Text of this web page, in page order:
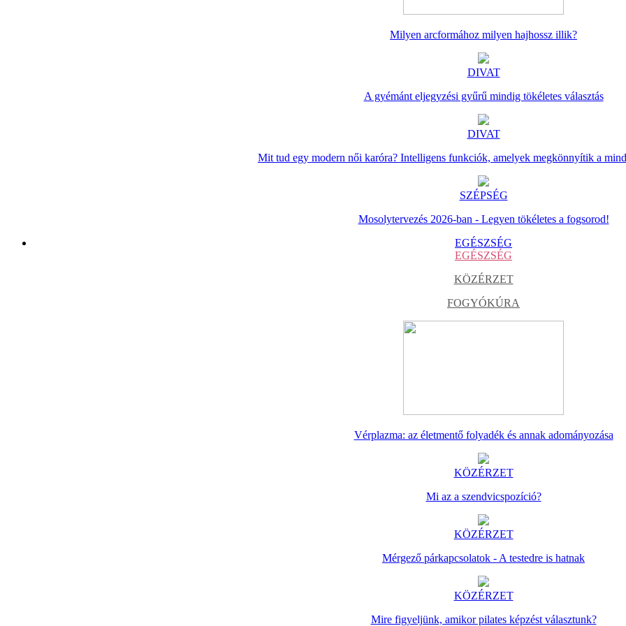
Milyen arcformához milyen hajhossz illik?
DIVAT
A gyémánt eljegyzési gyűrű mindig tökéletes választás
DIVAT
Mit tud egy modern női karóra? Intelligens funkciók, amelyek megkönnyítik a
SZÉPSÉG
Mosolytervezés 2026-ban - Legyen tökéletes a fogsorod!
EGÉSZSÉG
EGÉSZSÉG
KÖZÉRZET
FOGYÓKÚRA
Vérplazma: az életmentő folyadék és annak adományozása
KÖZÉRZET
Mi az a szendvicspozíció?
KÖZÉRZET
Mérgező párkapcsolatok - A testedre is hatnak
KÖZÉRZET
Mire figyeljünk, amikor pilates képzést választunk?